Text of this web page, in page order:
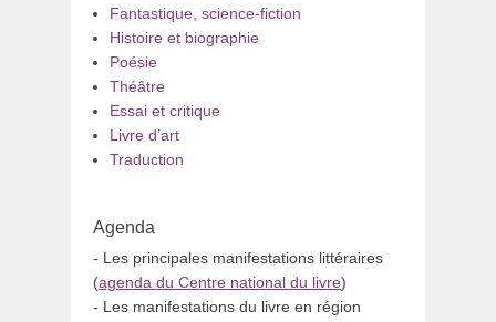
Fantastique, science-fiction
Histoire et biographie
Poésie
Théâtre
Essai et critique
Livre d’art
Traduction
Agenda
- Les principales manifestations littéraires
(agenda du Centre national du livre)
- Les manifestations du livre en région